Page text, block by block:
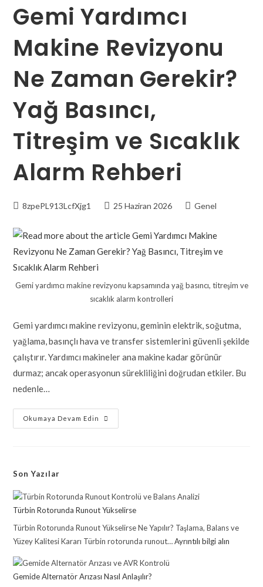
Gemi Yardımcı
Makine Revizyonu
Ne Zaman Gerekir?
Yağ Basıncı,
Titreşim ve Sıcaklık
Alarm Rehberi
8zpePL913LcfXjg1 25 Haziran 2026 Genel
Gemi yardımcı makine revizyonu kapsamında yağ basıncı, titreşim ve
sıcaklık alarm kontrolleri
Gemi yardımcı makine revizyonu, geminin elektrik, soğutma,
yağlama, basınçlı hava ve transfer sistemlerini güvenli şekilde
çalıştırır. Yardımcı makineler ana makine kadar görünür
durmaz; ancak operasyonun sürekliliğini doğrudan etkiler. Bu
nedenle…
Okumaya Devam Edin
Son Yazılar
Türbin Rotorunda Runout Yükselirse
Türbin Rotorunda Runout Yükselirse Ne Yapılır? Taşlama, Balans ve
Yüzey Kalitesi Kararı Türbin rotorunda runout…Ayrıntılı bilgi alın
Gemide Alternatör Arızası Nasıl Anlaşılır?